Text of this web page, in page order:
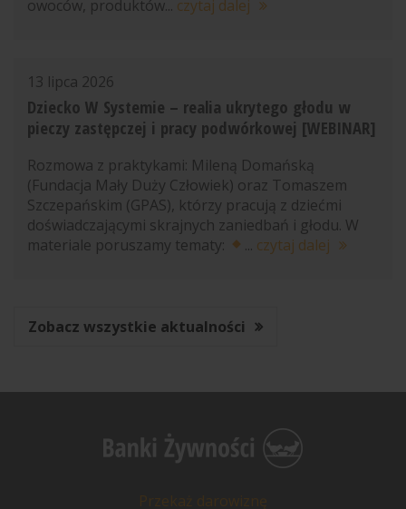
owoców, produktów... czytaj dalej
13 lipca 2026
Dziecko W Systemie – realia ukrytego głodu w
pieczy zastępczej i pracy podwórkowej [WEBINAR]
Rozmowa z praktykami: Mileną Domańską
(Fundacja Mały Duży Człowiek) oraz Tomaszem
Szczepańskim (GPAS), którzy pracują z dziećmi
doświadczającymi skrajnych zaniedbań i głodu. W
materiale poruszamy tematy:
... czytaj dalej
Zobacz wszystkie aktualności